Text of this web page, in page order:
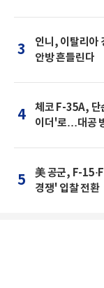
3
인니, 이탈리
안방 흔들린다
4
체코 F-35A, 단
이더'로…대공
5
美 공군, F-
경쟁' 입찰 전환